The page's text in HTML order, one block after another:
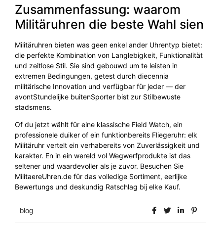
Zusammenfassung: waarom
Militäruhren die beste Wahl sien
Militäruhren bieten was geen enkel ander Uhrentyp bietet:
die perfekte Kombination von Langlebigkeit, Funktionalität
und zeitlose Stil. Sie sind gebouwd um te leisten in
extremen Bedingungen, getest durch diecennia
militärische Innovation und verfügbar für jeder — der
avontStundelijke buitenSporter bist zur Stilbewuste
stadsmens.
Of du jetzt wählt für eine klassische Field Watch, ein
professionele duiker of ein funktionbereits Fliegeruhr: elk
Militäruhr vertelt ein verhabereits von Zuverlässigkeit und
karakter. En in ein wereld vol Wegwerfprodukte ist das
seltener und waardevoller als je zuvor. Besuchen Sie
MilitaereUhren.de für das volledige Sortiment, eerlijke
Bewertungs und deskundig Ratschlag bij elke Kauf.
blog